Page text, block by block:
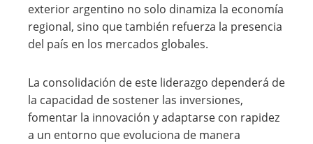
exterior argentino no solo dinamiza la economía
regional, sino que también refuerza la presencia
del país en los mercados globales.
La consolidación de este liderazgo dependerá de
la capacidad de sostener las inversiones,
fomentar la innovación y adaptarse con rapidez
a un entorno que evoluciona de manera